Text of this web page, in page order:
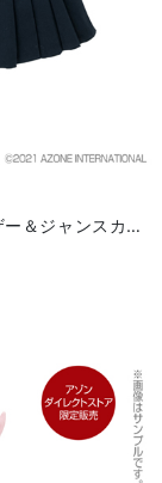
AZO2 和遥キナ学校制服コレクション「ブレザー＆ジャンスカ制服set」